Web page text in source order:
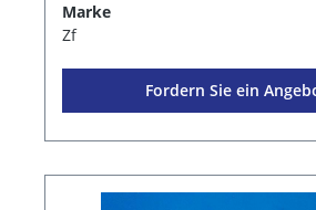
Marke
Zf
Fordern Sie ein